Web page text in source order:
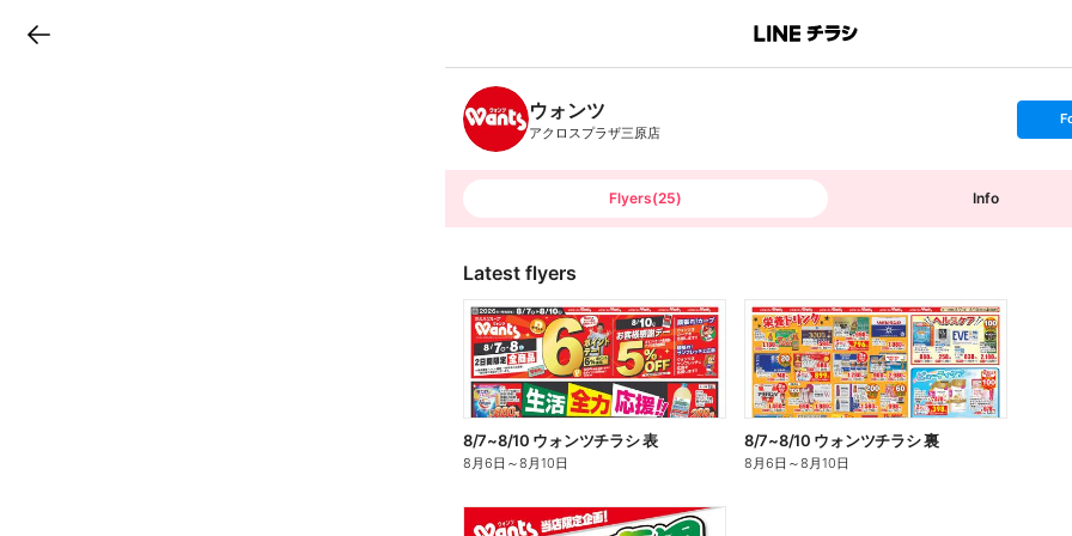
B
n
c
h
T
ウォンツ
アクロスプラザ三原店
s
t
o
Flyers(25) Info
Latest flyers
8/7~8/10 ウォンツチラシ 表
8月6日 ～8月10日
8/7~8/10 ウォンツチラシ 裏
8月6日 ～8月10日